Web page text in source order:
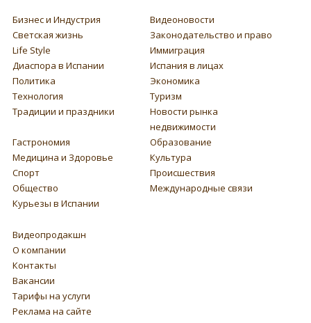
Бизнес и Индустрия
Видеоновости
Светская жизнь
Законодательство и право
Life Style
Иммиграция
Диаспора в Испании
Испания в лицах
Политика
Экономика
Технология
Туризм
Традиции и праздники
Новости рынка
недвижимости
Гастрономия
Образование
Медицина и Здоровье
Культура
Спорт
Происшествия
Общество
Международные связи
Курьезы в Испании
Видеопродакшн
О компании
Контакты
Вакансии
Тарифы на услуги
Реклама на сайте